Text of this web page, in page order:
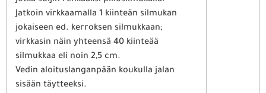
Jatkoin virkkaamalla 1 kiinteän silmukan
jokaiseen ed. kerroksen silmukkaan;
virkkasin näin yhteensä 40 kiinteää
silmukkaa eli noin 2,5 cm.
Vedin aloituslanganpään koukulla jalan
sisään täytteeksi.